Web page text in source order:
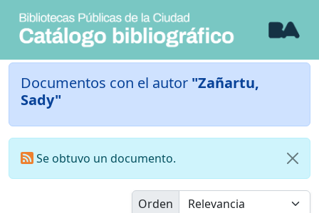
Documentos con el autor "Zañartu,
Sady"
Se obtuvo un documento.
Orden